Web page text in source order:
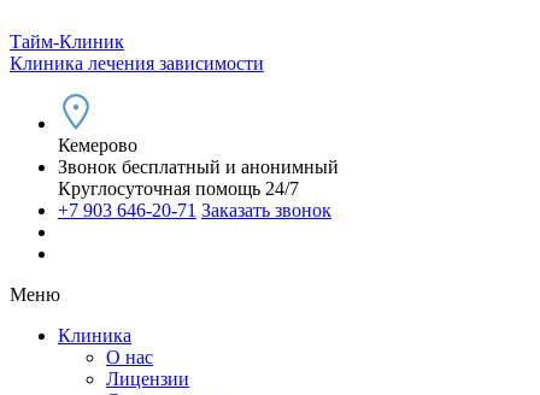
Тайм-Клиник
Клиника лечения зависимости
Кемерово
Звонок бесплатный и анонимный
Круглосуточная помощь 24/7
+7 903 646-20-71 Заказать звонок
Меню
Клиника
О нас
Лицензии